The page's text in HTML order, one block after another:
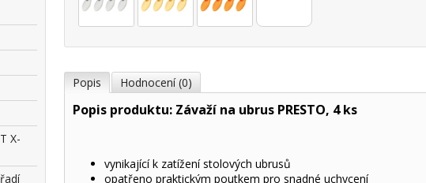
X-
Popis Hodnocení (0)
Popis produktu: Závaží na ubrus PRESTO, 4 ks
vynikající k zatížení stolových ubrusů
opatřeno praktickým poutkem pro snadné uchycení